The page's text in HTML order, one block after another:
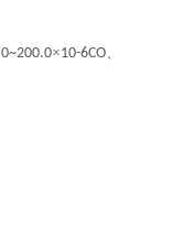
0~200.0×10-6CO、